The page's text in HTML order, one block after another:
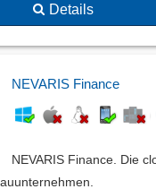
Details
NEVARIS Finance
NEVARIS Finance. Die